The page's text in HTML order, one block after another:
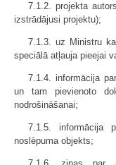
7.1.2. projekta
izstrādājusi projektu);
7.1.3. uz Ministru
speciālā atļauja pieejai
7.1.4. informācija
un tam pievienoto
nodrošināšanai;
7.1.5. informācija
noslēpuma objekts;